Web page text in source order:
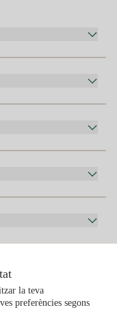
la teva
preferències segons